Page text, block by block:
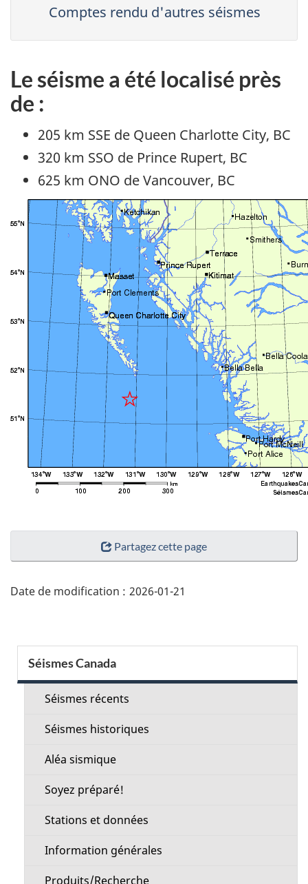
Comptes rendu d'autres séismes
Le séisme a été localisé près
de :
205 km SSE de Queen Charlotte City, BC
320 km SSO de Prince Rupert, BC
625 km ONO de Vancouver, BC
"Détails
page"
Partagez cette page
Date de modification : 2026-01-21
Menu
de
Séismes Canada
Séismes récents
Séismes historiques
Aléa sismique
Soyez préparé!
Stations et données
Information générales
Produits/Recherche